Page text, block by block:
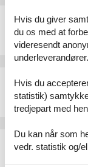
Emne nr.:548-
6 personer
Emne nr.:548-
6 personer
Sommerhus - 4
Hvis du giver
du os med at
videresendt
underleverandører.
Hvis du
statistik)
tredjepart med
Du kan når som
vedr. statistik og/